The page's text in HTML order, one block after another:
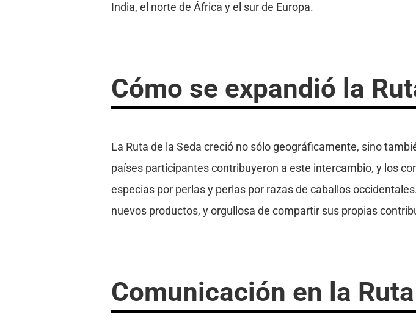
India, el norte de África y el sur de Europa.
Cómo se expandió la
La Ruta de la Seda creció no sólo geográficamente, sino
países participantes contribuyeron a este intercambio, y los
especias por perlas y perlas por razas de caballos
nuevos productos, y orgullosa de compartir sus propias
Comunicación en la